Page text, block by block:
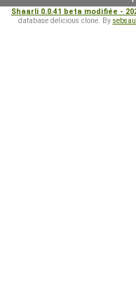
Shaarli 0.0.41 beta modifiée -
database delicious clone. By